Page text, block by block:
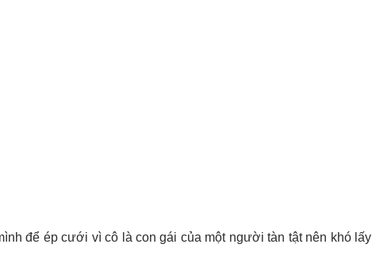
để ép cưới vì cô là con gái của một người tàn tật nên khó lấy